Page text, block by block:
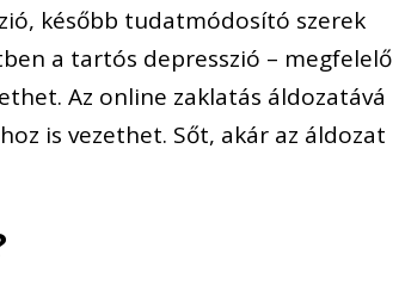
később tudatmódosító szerek
a tartós depresszió – megfelelő
Az online zaklatás áldozatává
is vezethet. Sőt, akár az áldozat